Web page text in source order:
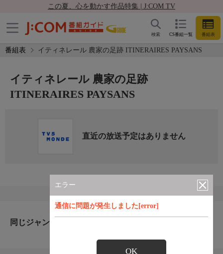
この夏、心を動かす作品特集 | J:COM TV
CS番組一覧 番組表
検索
番組表 イティネレール 農家の足跡 ITINERAIRES PAYSANS
エラー
通信に問題が発生しました[error]
OK
イティネレール 農家の足跡
ITINERAIRES PAYSANS
直近の放送予定はありません
同じジャンルのおすすめ番組